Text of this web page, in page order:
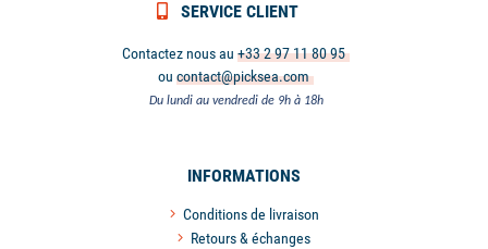
SERVICE CLIENT
Contactez nous au +33 2 97 11 80 95
ou contact@picksea.com
Du lundi au vendredi de 9h à 18h
INFORMATIONS
Conditions de livraison
Retours & échanges